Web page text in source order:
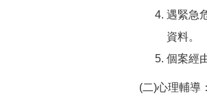
遇緊急
資料。
個案經
(二)心理輔導：